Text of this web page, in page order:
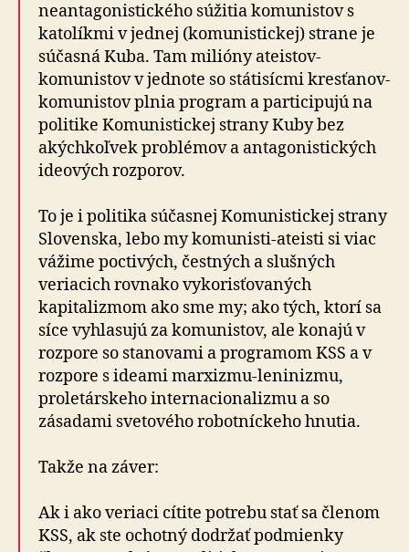
neantagonistického súžitia komunistov s
katolíkmi v jednej (komunistickej) strane je
súčasná Kuba. Tam milióny ateistov-
komunistov v jednote so státisícmi kresťanov-
komunistov plnia program a participujú na
politike Komunistickej strany Kuby bez
akýchkoľvek problémov a antagonistických
ideových rozporov.
To je i politika súčasnej Komunistickej strany
Slovenska, lebo my komunisti-ateisti si viac
vážime poctivých, čestných a slušných
veriacich rovnako vykorisťovaných
kapitalizmom ako sme my; ako tých, ktorí sa
síce vyhlasujú za komunistov, ale konajú v
rozpore so stanovami a programom KSS a v
rozpore s ideami marxizmu-leninizmu,
proletárskeho internacionalizmu a so
zásadami svetového robotníckeho hnutia.
Takže na záver:
Ak i ako veriaci cítite potrebu stať sa členom
KSS, ak ste ochotný dodržať podmienky